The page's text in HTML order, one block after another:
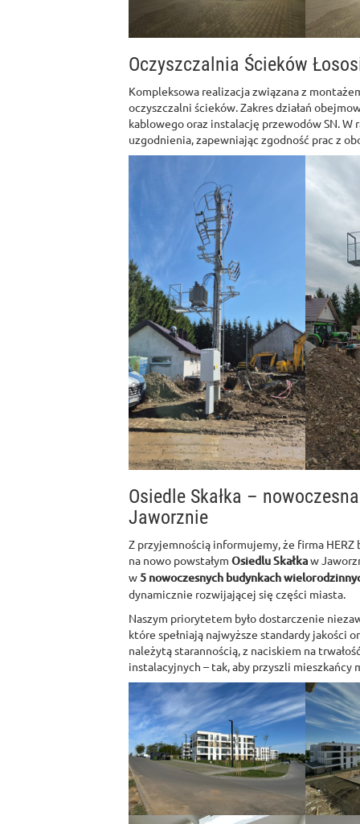
Oczyszczalnia Ścieków
Kompleksowa realizacja związana z
oczyszczalni ścieków. Zakres działań
kablowego oraz instalację przewodów SN.
uzgodnienia, zapewniając zgodność prac z
Osiedle Skałka –
Jaworznie
Z przyjemnością informujemy, że firma
na nowo powstałym Osiedlu Skałkaw
w5 nowoczesnych budynkach
dynamicznie rozwijającej się części miasta.
Naszym priorytetem było dostarczenie
które spełniają najwyższe standardy jakości
należytą starannością, z naciskiem na
instalacyjnych – tak, aby przyszli